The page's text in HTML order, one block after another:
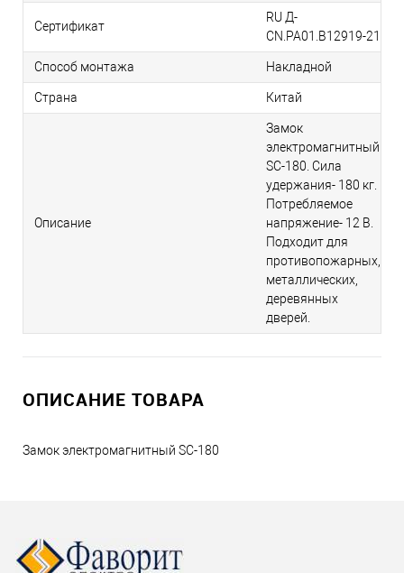
Сертификат
RU Д-
CN.РА01.B12919-21
Способ монтажа Накладной
Страна Китай
Описание
Замок
электромагнитный
SC-180. Сила
удержания- 180 кг.
Потребляемое
напряжение- 12 В.
Подходит для
противопожарных,
металлических,
деревянных
дверей.
ОПИСАНИЕ ТОВАРА
Замок электромагнитный SC-180